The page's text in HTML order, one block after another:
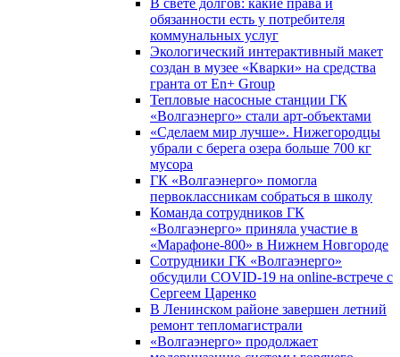
В свете долгов: какие права и
обязанности есть у потребителя
коммунальных услуг
Экологический интерактивный макет
создан в музее «Кварки» на средства
гранта от En+ Group
Тепловые насосные станции ГК
«Волгаэнерго» стали арт-объектами
«Сделаем мир лучше». Нижегородцы
убрали с берега озера больше 700 кг
мусора
ГК «Волгаэнерго» помогла
первоклассникам собраться в школу
Команда сотрудников ГК
«Волгаэнерго» приняла участие в
«Марафоне-800» в Нижнем Новгороде
Сотрудники ГК «Волгаэнерго»
обсудили COVID-19 на online-встрече с
Сергеем Царенко
В Ленинском районе завершен летний
ремонт тепломагистрали
«Волгаэнерго» продолжает